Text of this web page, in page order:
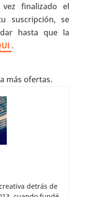
finalizado el
suscripción, se
hasta que la
.
más ofertas.
detrás de